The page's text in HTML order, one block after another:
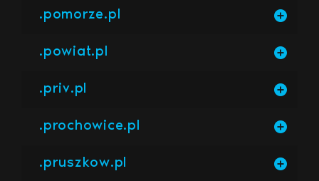
.pomorze.pl
.powiat.pl
.priv.pl
.prochowice.pl
.pruszkow.pl